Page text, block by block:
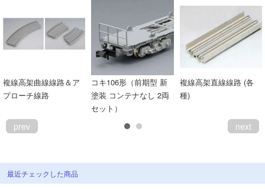
複線高架曲線線路＆ア
プローチ線路
コキ106形（前期型 新
塗装 コンテナなし 2両
セット）
複線高架直線線路 (各
種)
prev next
最近チェックした商品